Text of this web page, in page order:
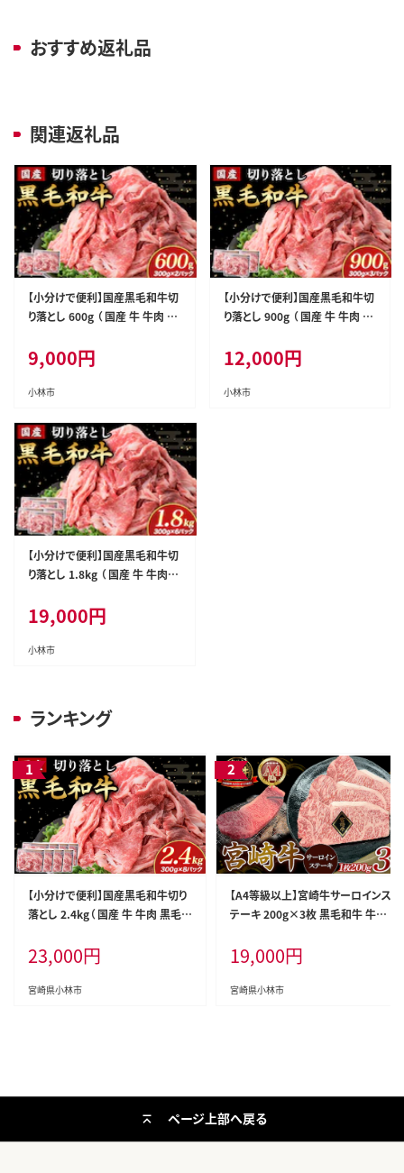
おすすめ返礼品
関連返礼品
【小分けで便利】国産黒毛和牛切
り落とし 600g （ 国産 牛 牛肉 黒
冷凍 宮崎県 小林市 ）
9,000円
小林市
【小分けで便利】国産黒毛和牛切
り落とし 900g （ 国産 牛 牛肉 黒
冷凍 宮崎県 小林市 ）
12,000円
小林市
【小分けで便利】国産黒毛和牛切
り落とし 1.8kg （ 国産 牛 牛肉
け 冷凍 宮崎県 小林市 ）
19,000円
小林市
ランキング
【小分けで便利】国産黒毛和牛切り
落とし 2.4kg（ 国産 牛 牛肉 黒毛和
崎県 小林市 ）
23,000円
宮崎県小林市
【A4等級以上】宮崎牛サーロインス
テーキ 200g×3枚 黒毛和牛 牛肉
4大会連続受賞
19,000円
宮崎県小林市
ページ上部へ戻る